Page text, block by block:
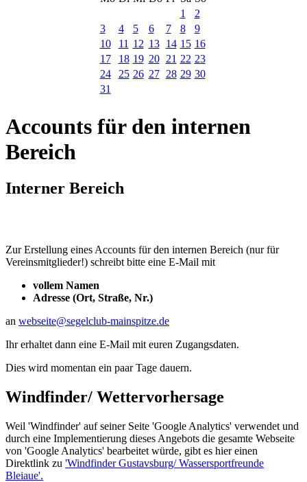
1
2
3
4 5 6 7 8
9
10
11 12 13 14 15 16
17
18 19 20 21 22 23
24
25 26 27 28 29 30
31
Accounts für den internen
Bereich
Interner Bereich
Zur Erstellung eines Accounts für den internen Bereich (nur für
Vereinsmitglieder!) schreibt bitte eine E-Mail mit
vollem Namen
Adresse (Ort, Straße, Nr.)
an webseite@segelclub-mainspitze.de
Ihr erhaltet dann eine E-Mail mit euren Zugangsdaten.
Dies wird momentan ein paar Tage dauern.
Windfinder/ Wettervorhersage
Weil 'Windfinder' auf seiner Seite 'Google Analytics' verwendet und
durch eine Implementierung dieses Angebots die gesamte Webseite
von 'Google Analytics' bearbeitet würde, gibt es hier einen
Direktlink zu 'Windfinder Gustavsburg/ Wassersportfreunde
Bleiaue'.